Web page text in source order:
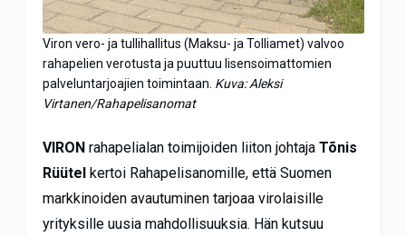
Viron vero- ja tullihallitus (Maksu- ja Tolliamet) valvoo
rahapelien verotusta ja puuttuu lisensoimattomien
palveluntarjoajien toimintaan. Kuva: Aleksi
Virtanen/Rahapelisanomat
VIRONrahapelialan toimijoiden liiton johtaja Tõnis
Rüütelkertoi Rahapelisanomille, että Suomen
markkinoiden avautuminen tarjoaa virolaisille
yrityksille uusia mahdollisuuksia. Hän kutsuu